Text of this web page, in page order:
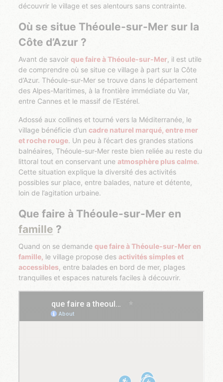
découvrir le village et ses alentours sans contrainte.
Où se situe Théoule-sur-Mer sur la
Côte d’Azur ?
Avant de savoirque faire à Théoule-sur-Mer, il est utile
de comprendre où se situe ce village à part sur la Côte
d’Azur. Théoule-sur-Mer se trouve dans le département
des Alpes-Maritimes, à la frontière immédiate du Var,
entre Cannes et le massif de l’Estérel.
Adossé aux collines et tourné vers la Méditerranée, le
village bénéficie d’uncadre naturel marqué, entre mer
et roche rouge. Un peu à l’écart des grandes stations
balnéaires, Théoule-sur-Mer reste bien reliée au reste du
littoral tout en conservant uneatmosphère plus calme.
Cette situation explique la diversité des activités
possibles sur place, entre balades, nature et détente,
loin de l’agitation urbaine.
Que faire à Théoule-sur-Mer en
famille ?
Quand on se demandeque faire à Théoule-sur-Mer en
famille, le village propose desactivités simples et
accessibles, entre balades en bord de mer, plages
tranquilles et espaces naturels faciles à découvrir.